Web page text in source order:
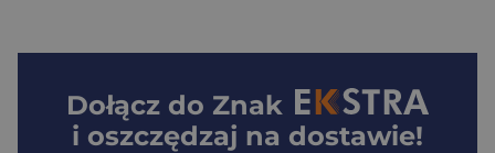
Dołącz do Znak
i oszczędzaj na dostawie!